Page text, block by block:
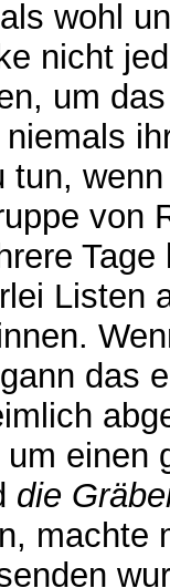
wohl
nicht
um
tun,
von
Listen
das
einen
die
machte